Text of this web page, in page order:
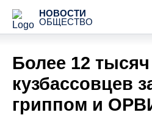
НОВОСТИ
ОБЩЕСТВО
Более 12 тысяч
кузбассовцев
гриппом и